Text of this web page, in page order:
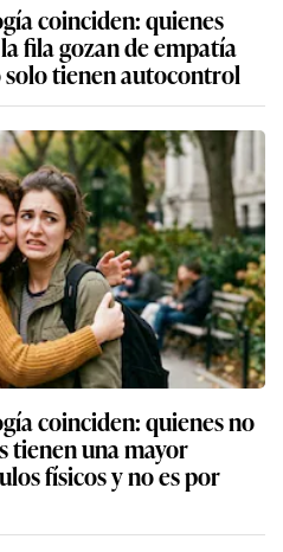
coinciden: quienes
fila gozan de empatía
tienen autocontrol
coinciden: quienes no
tienen una mayor
físicos y no es por